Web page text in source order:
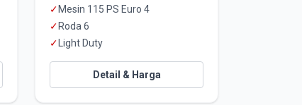
✓ Mesin 115 PS Euro 4
✓ Roda 6
✓ Light Duty
Detail & Harga